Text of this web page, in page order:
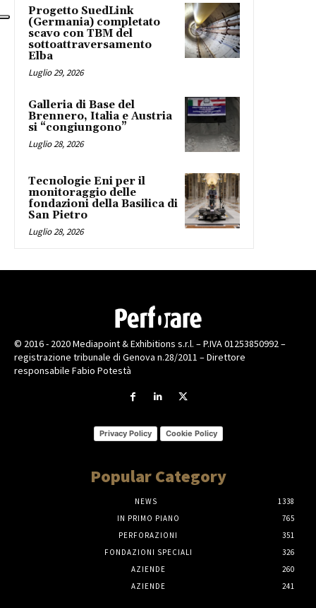
Progetto SuedLink
(Germania) completato
scavo con TBM del
sottoattraversamento
Elba
Luglio 29, 2026
Galleria di Base del
Brennero, Italia e Austria
si “congiungono”
Luglio 28, 2026
Tecnologie Eni per il
monitoraggio delle
fondazioni della Basilica di
San Pietro
Luglio 28, 2026
© 2016 - 2020 Mediapoint & Exhibitions s.r.l. – P.IVA 01253850992 –
registrazione tribunale di Genova n.28/2011 – Direttore
responsabile Fabio Potestà
Privacy Policy Cookie Policy
Popular Category
NEWS
1338
IN PRIMO PIANO
765
PERFORAZIONI
351
FONDAZIONI SPECIALI
326
AZIENDE
260
AZIENDE
241